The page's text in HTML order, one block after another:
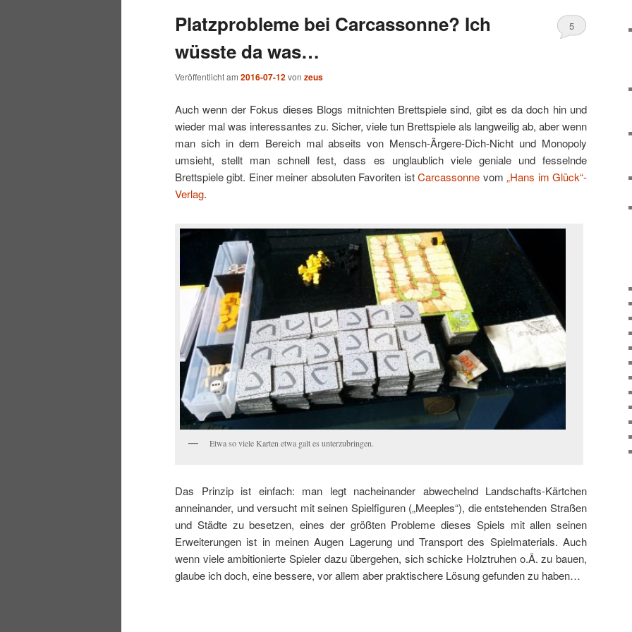
wechseln
Platzprobleme bei Carcassonne? Ich
wüsste da was…
Veröffentlicht am 2016-07-12von zeus
5
Auch wenn der Fokus dieses Blogs mitnichten Brettspiele sind, gibt es da doch hin und
wieder mal was interessantes zu. Sicher, viele tun Brettspiele als langweilig ab, aber wenn
man sich in dem Bereich mal abseits von Mensch-Ärgere-Dich-Nicht und Monopoly
umsieht, stellt man schnell fest, dass es unglaublich viele geniale und fesselnde
Brettspiele gibt. Einer meiner absoluten Favoriten istCarcassonne vom„Hans im Glück“-
Verlag.
Etwa so viele Karten etwa galt es unterzubringen.
Das Prinzip ist einfach: man legt nacheinander abwechelnd Landschafts-Kärtchen
anneinander, und versucht mit seinen Spielfiguren („Meeples“), die entstehenden Straßen
und Städte zu besetzen, eines der größten Probleme dieses Spiels mit allen seinen
Erweiterungen ist in meinen Augen Lagerung und Transport des Spielmaterials. Auch
wenn viele ambitionierte Spieler dazu übergehen, sich schicke Holztruhen o.Ä. zu bauen,
glaube ich doch, eine bessere, vor allem aber praktischere Lösung gefunden zu haben…